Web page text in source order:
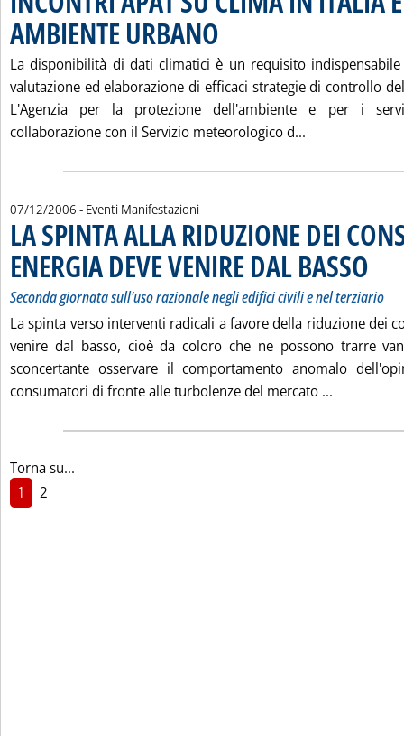
AMBIENTE URBANO
La disponibilità di dati climatici è un requisito
valutazione ed elaborazione di efficaci strategie di controllo
L'Agenzia per la protezione dell'ambiente e per i
collaborazione con il Servizio meteorologico d...
07/12/2006 - Eventi Manifestazioni
LA SPINTA ALLA RIDUZIONE DEI
ENERGIA DEVE VENIRE DAL BASSO
Seconda giornata sull'uso razionale negli edifici civili e nel terziario
La spinta verso interventi radicali a favore della riduzione dei
venire dal basso, cioè da coloro che ne possono trarre
sconcertante osservare il comportamento anomalo
consumatori di fronte alle turbolenze del mercato ...
Torna su...
1
2